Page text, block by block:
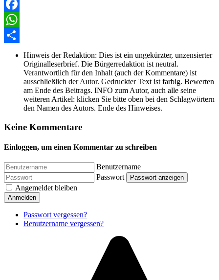
Facebook
WhatsApp
Hinweis der Redaktion: Dies ist ein ungekürzter, unzensierter
Originalleserbrief. Die Bürgerredaktion ist neutral.
Verantwortlich für den Inhalt (auch der Kommentare) ist
ausschließlich der Autor. Gedruckter Text ist farbig. Bewerten
am Ende des Beitrags. INFO zum Autor, auch alle seine
weiteren Artikel: klicken Sie bitte oben bei den Schlagwörtern
den Namen des Autors. Ende des Hinweises.
Keine Kommentare
Einloggen, um einen Kommentar zu schreiben
Benutzername
Passwort
Passwort anzeigen
Angemeldet bleiben
Anmelden
Passwort vergessen?
Benutzername vergessen?